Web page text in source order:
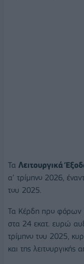
Τα Λειτουργικά
α’ τρίμηνο 2026,
του 2025.
Τα Κέρδη προ φόρων
στα 24 εκατ. ευρώ
τρίμηνο του 2025,
και της λειτουργικής